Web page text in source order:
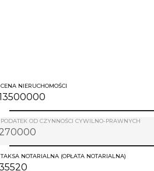
CENA NIERUCHOMOŚCI
PODATEK OD CZYNNOŚCI CYWILNO-PRAWNYCH
TAKSA NOTARIALNA (OPŁATA NOTARIALNA)